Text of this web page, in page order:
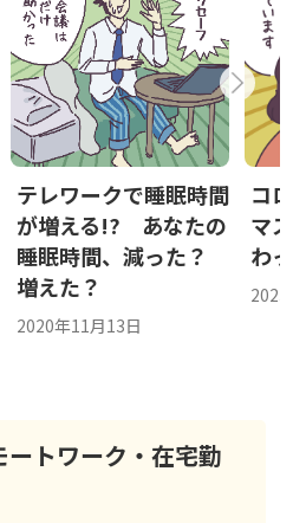
テレワークで睡眠時間
が増える!? あなたの
睡眠時間、減った？
増えた？
2020年11月13日
コ
マ
わ
トワーク・在宅勤